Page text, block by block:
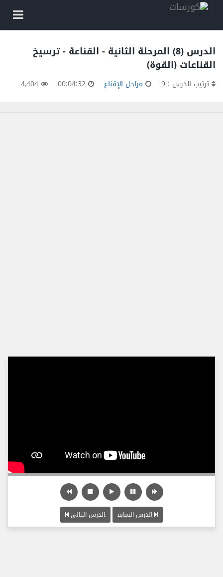
الدرس (8) المرحلة الثانية - القناعة - ترسيخ
القناعات (القوة)
ترتيب الدرس : 9 مراحل الإقناع
الدرس السابق الدرس التالي